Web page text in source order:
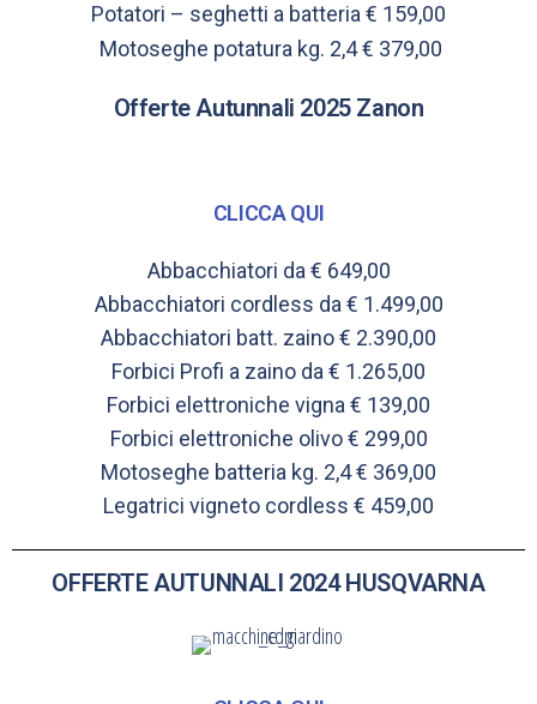
Potatori – seghetti a batteria € 159,00
Motoseghe potatura kg. 2,4 € 379,00
Offerte Autunnali 2025 Zanon
CLICCA QUI
Abbacchiatori da € 649,00
Abbacchiatori cordless da € 1.499,00
Abbacchiatori batt. zaino € 2.390,00
Forbici Profi a zaino da € 1.265,00
Forbici elettroniche vigna € 139,00
Forbici elettroniche olivo € 299,00
Motoseghe batteria kg. 2,4 € 369,00
Legatrici vigneto cordless € 459,00
OFFERTE AUTUNNALI 2024 HUSQVARNA